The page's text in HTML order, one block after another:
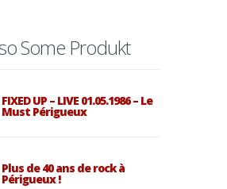
Some Produkt
FIXED UP – LIVE 01.05.1986 – Le
Must Périgueux
Plus de 40 ans de rock à
Périgueux !